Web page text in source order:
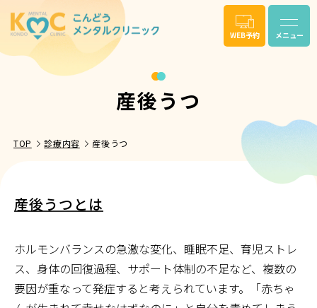
WEB予約 メニュー
産後うつ
TOP 診療内容 産後うつ
産後うつとは
ホルモンバランスの急激な変化、睡眠不足、育児ストレ
ス、身体の回復過程、サポート体制の不足など、複数の
要因が重なって発症すると考えられています。「赤ちゃ